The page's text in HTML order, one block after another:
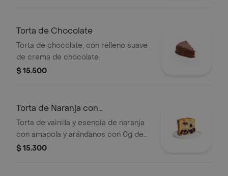
Torta de Chocolate
Torta de chocolate, con relleno suave
de crema de chocolate.
$ 15.500
Torta de Naranja con
Arándanos&Amapola
Torta de vainilla y esencia de naranja
con amapola y arándanos con 0g de
azúcar añadida.
$ 15.300